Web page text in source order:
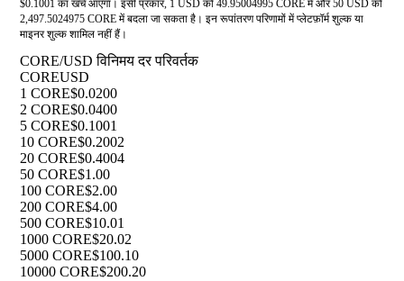
$0.1001 का खर्च आएगा। इसी प्रकार, 1 USD को 49.95004995 CORE में और 50 USD को
2,497.5024975 CORE में बदला जा सकता है। इन रूपांतरण परिणामों में प्लेटफ़ॉर्म शुल्क या
माइनर शुल्क शामिल नहीं हैं।
CORE/USD विनिमय दर परिवर्तक
COREUSD
1 CORE$0.0200
2 CORE$0.0400
5 CORE$0.1001
10 CORE$0.2002
20 CORE$0.4004
50 CORE$1.00
100 CORE$2.00
200 CORE$4.00
500 CORE$10.01
1000 CORE$20.02
5000 CORE$100.10
10000 CORE$200.20